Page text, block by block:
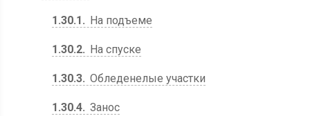
1.30.1 На подъеме
1.30.2 На спуске
1.30.3 Обледенелые участки
1.30.4 Занос